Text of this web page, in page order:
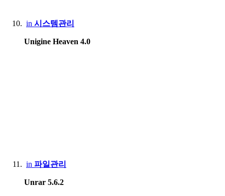
in 시스템관리
Unigine Heaven 4.0
in 파일관리
Unrar 5.6.2